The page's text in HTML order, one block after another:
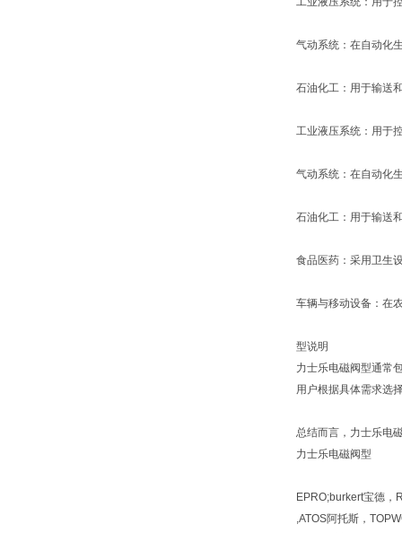
气动系统：在自动化
石油化工：用于输送
工业液压系统：用于
气动系统：在自动化
石油化工：用于输送
食品医药：采用卫生
车辆与移动设备：在
型说明
力士乐电磁阀型通常
用户根据具体需求选
总结而言，力士乐电
力士乐电磁阀型
EPRO;burkert宝德，
,ATOS阿托斯，